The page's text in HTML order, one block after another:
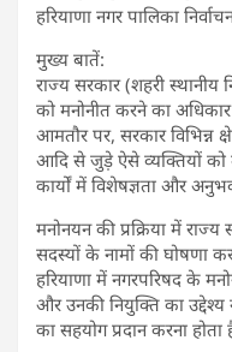
हरियाणा नगर पालिका
मुख्य बातें:
राज्य सरकार (शहरी स्थानीय
को मनोनीत करने का अधिकार
आमतौर पर, सरकार विभिन्न
आदि से जुड़े ऐसे व्यक्तियों को
कार्यों में विशेषज्ञता और
मनोनयन की प्रक्रिया में
सदस्यों के नामों की घोषणा
हरियाणा में नगरपरिषद के
और उनकी नियुक्ति का उद्देश्य
का सहयोग प्रदान करना होता